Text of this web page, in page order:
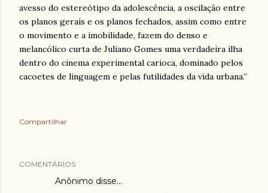
avesso do estereótipo da adolescência, a oscilação entre
os planos gerais e os planos fechados, assim como entre
o movimento e a imobilidade, fazem do denso e
melancólico curta de Juliano Gomes uma verdadeira ilha
dentro do cinema experimental carioca, dominado pelos
cacoetes de linguagem e pelas futilidades da vida urbana.”
Compartilhar
COMENTÁRIOS
Anônimo disse…